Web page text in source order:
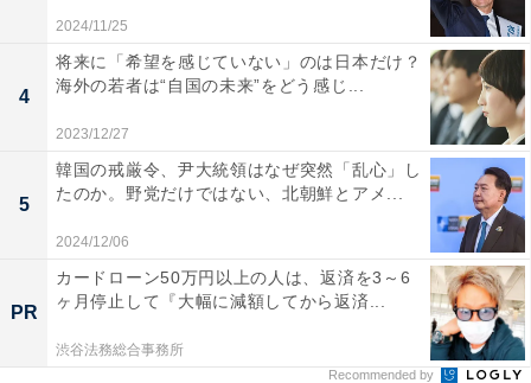
＞次ページ：6位までのランキング結果
【関連記事】
「カフェチェーン」満足度ランキング！ 3位「ドトール
コーヒー」、2位「スターバックス」を抑えた1位
は……？
・
高校生が好きな「コーヒー・紅茶チェーン」ランキン
グ！ 2位「コメダ珈琲」、1位はやはり…？
2024/11/25
4
将来に「希望を感じていない」のは日本だけ？
海外の若者は“自国の未来”をどう感じ...
2023/12/27
5
韓国の戒厳令、尹大統領はなぜ突然「乱心」し
たのか。野党だけではない、北朝鮮とアメ...
2024/12/06
PR
カードローン50万円以上の人は、返済を3～6
ヶ月停止して『大幅に減額してから返済...
渋谷法務総合事務所
Recommended by